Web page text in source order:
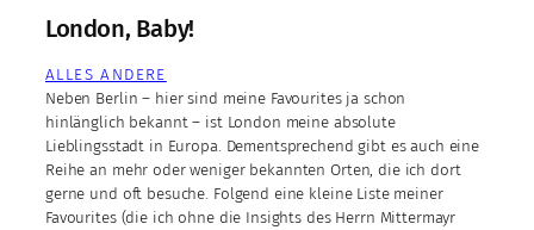
London, Baby!
ALLES ANDERE
Neben Berlin – hier sind meine Favourites ja schon
hinlänglich bekannt – ist London meine absolute
Lieblingsstadt in Europa. Dementsprechend gibt es auch eine
Reihe an mehr oder weniger bekannten Orten, die ich dort
gerne und oft besuche. Folgend eine kleine Liste meiner
Favourites (die ich ohne die Insights des Herrn Mittermayr